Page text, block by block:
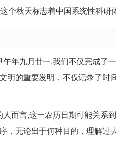
个秋天标志着中国系统性科研
年九月廿一,我们不仅完成了
明的重要发明，不仅记录了时
而言,这一农历日期可能关系
，无论出于何种目的，理解过